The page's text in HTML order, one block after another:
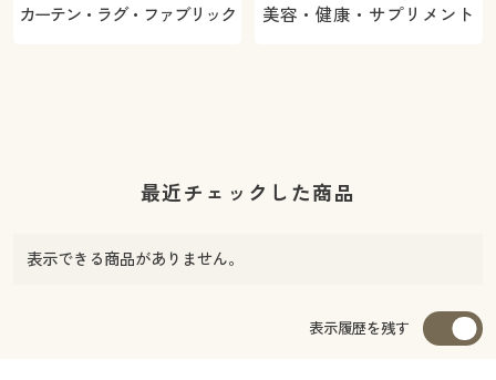
カーテン・ラグ・ファブリック 美容・健康・サプリメント
最近チェックした商品
表示できる商品がありません。
表示履歴を残す